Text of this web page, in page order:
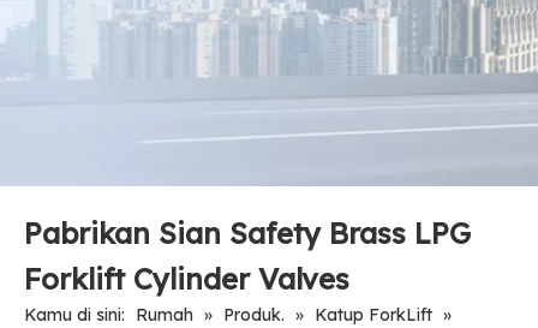
Pabrikan Sian Safety Brass LPG
Forklift Cylinder Valves
Kamu di sini: Rumah » Produk. » Katup ForkLift »